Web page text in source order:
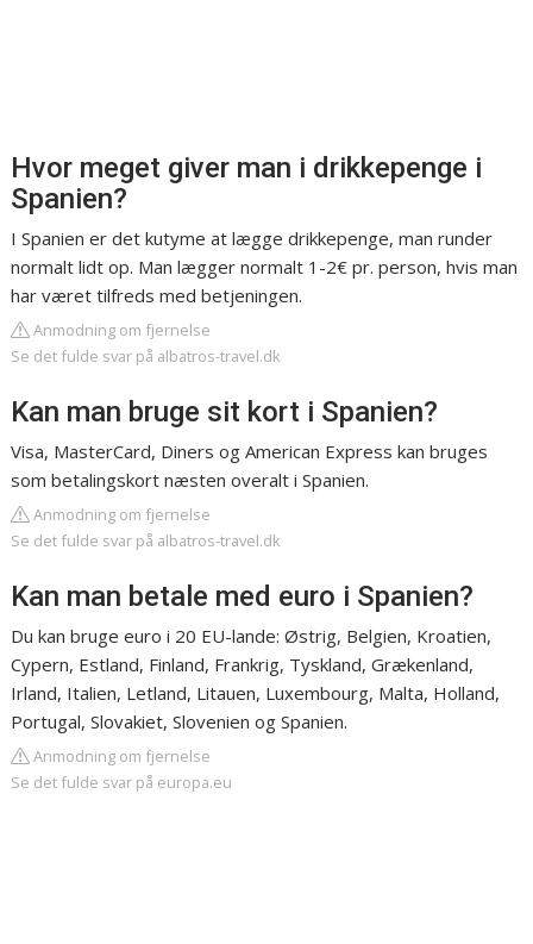
Hvor meget giver man i drikkepenge i
Spanien?
I Spanien er det kutyme at lægge drikkepenge, man runder
normalt lidt op. Man lægger normalt 1-2€ pr. person, hvis man
har været tilfreds med betjeningen.
Anmodning om fjernelse
Se det fulde svar på albatros-travel.dk
Kan man bruge sit kort i Spanien?
Visa, MasterCard, Diners og American Express kan bruges
som betalingskort næsten overalt i Spanien.
Anmodning om fjernelse
Se det fulde svar på albatros-travel.dk
Kan man betale med euro i Spanien?
Du kan bruge euro i 20 EU-lande: Østrig, Belgien, Kroatien,
Cypern, Estland, Finland, Frankrig, Tyskland, Grækenland,
Irland, Italien, Letland, Litauen, Luxembourg, Malta, Holland,
Portugal, Slovakiet, Slovenien og Spanien.
Anmodning om fjernelse
Se det fulde svar på europa.eu